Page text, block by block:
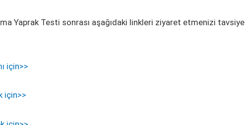
Yaprak Testi sonrası aşağıdaki linkleri ziyaret etmenizi tavsiye
için>>
için>>